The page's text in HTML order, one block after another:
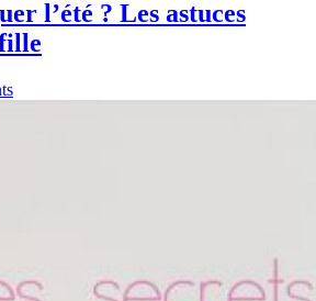
l’été ? Les astuces